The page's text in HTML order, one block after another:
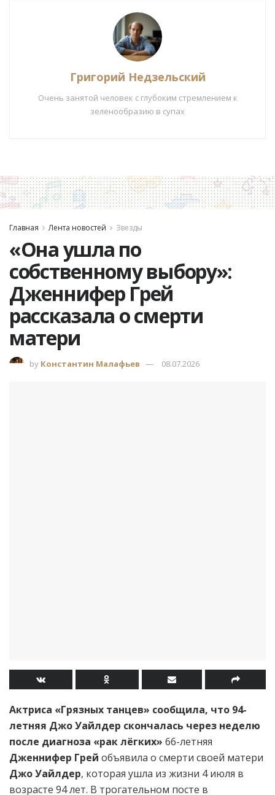
Григорий Недзельский
Очень занятой человек с глубоким стремлением к
зеленообразию в супах
Главная Лента новостей Звезды
«Она ушла по
собственному выбору»:
Дженнифер Грей
рассказала о смерти
матери
by Константин Малафьев 08.07.2026
Актриса «Грязных танцев» сообщила, что 94-
летняя Джо Уайлдер скончалась через неделю
после диагноза «рак лёгких» 66-летняя
Дженнифер Грей объявила о смерти своей матери
Джо Уайлдер, которая ушла из жизни 4 июля в
возрасте 94 лет. В трогательном посте в